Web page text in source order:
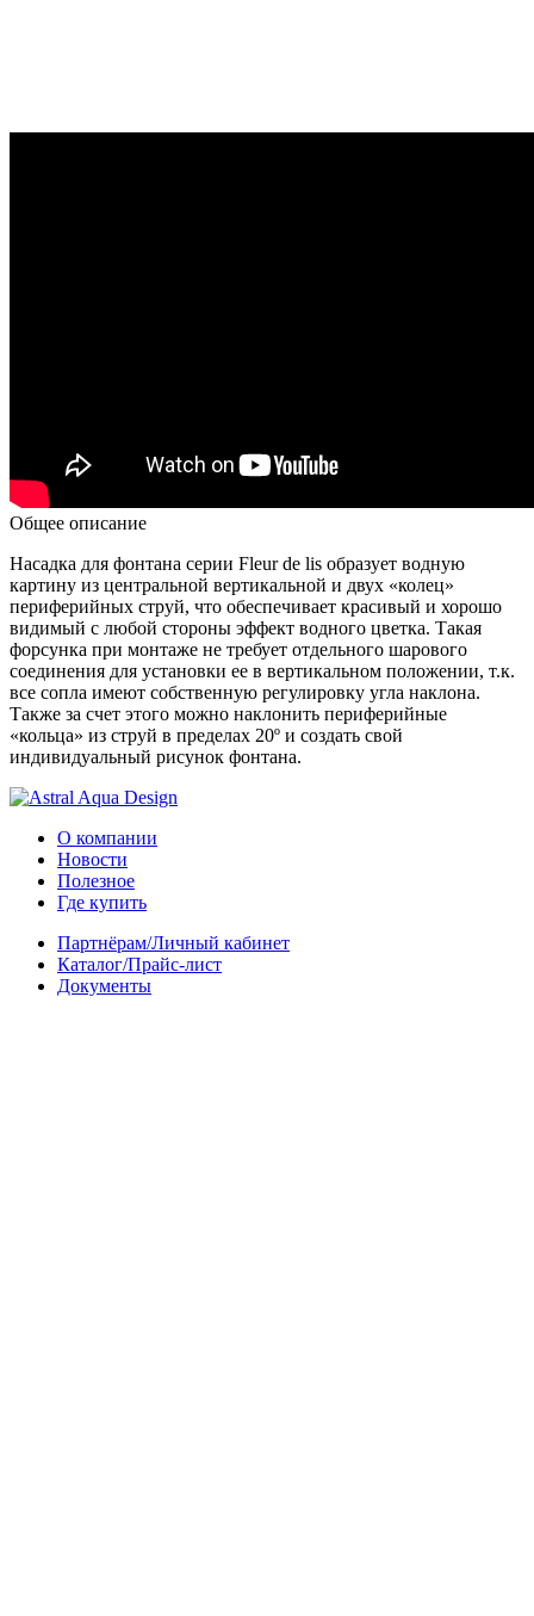
Общее описание
Насадка для фонтана серии Fleur de lis образует водную
картину из центральной вертикальной и двух «колец»
периферийных струй, что обеспечивает красивый и хорошо
видимый с любой стороны эффект водного цветка. Такая
форсунка при монтаже не требует отдельного шарового
соединения для установки ее в вертикальном положении, т.к.
все сопла имеют собственную регулировку угла наклона.
Также за счет этого можно наклонить периферийные
«кольца» из струй в пределах 20º и создать свой
индивидуальный рисунок фонтана.
О компании
Новости
Полезное
Где купить
Партнёрам/Личный кабинет
Каталог/Прайс-лист
Документы